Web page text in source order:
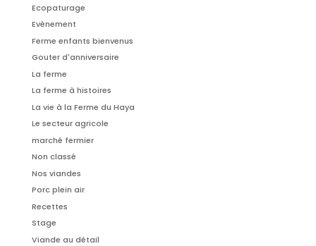
Ecopaturage
Evènement
Ferme enfants bienvenus
Gouter d'anniversaire
La ferme
La ferme à histoires
La vie à la Ferme du Haya
Le secteur agricole
marché fermier
Non classé
Nos viandes
Porc plein air
Recettes
Stage
Viande au détail